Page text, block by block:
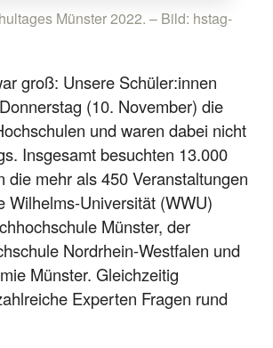
Münster 2022. – Bild: hstag-
groß: Unsere Schüler:innen
(10. November) die
und waren dabei nicht
Insgesamt besuchten 13.000
die mehr als 450 Veranstaltungen
Wilhelms-Universität (WWU)
Münster, der
Nordrhein-Westfalen und
Münster. Gleichzeitig
Experten Fragen rund